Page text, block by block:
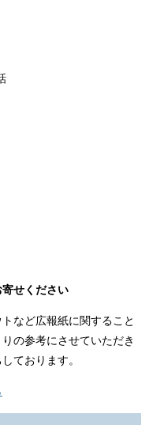
せください
など広報紙に関すること
の参考にさせていただき
ております。